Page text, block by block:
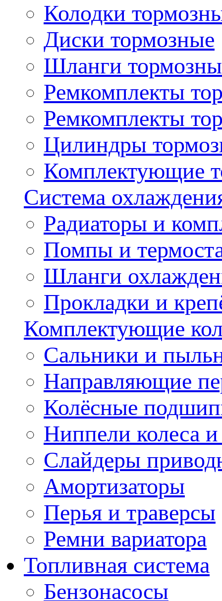
Колодки
Диски тормозные
Шланги
Ремкомплекты
Ремкомплекты
Цилиндры
Комплектующие
Система
Радиаторы и
Помпы и
Шланги
Прокладки и
Комплектующие
Сальники и
Направляющие
Колёсные
Ниппели колеса
Слайдеры
Амортизаторы
Перья и траверсы
Ремни вариатора
Топливная система
Бензонасосы